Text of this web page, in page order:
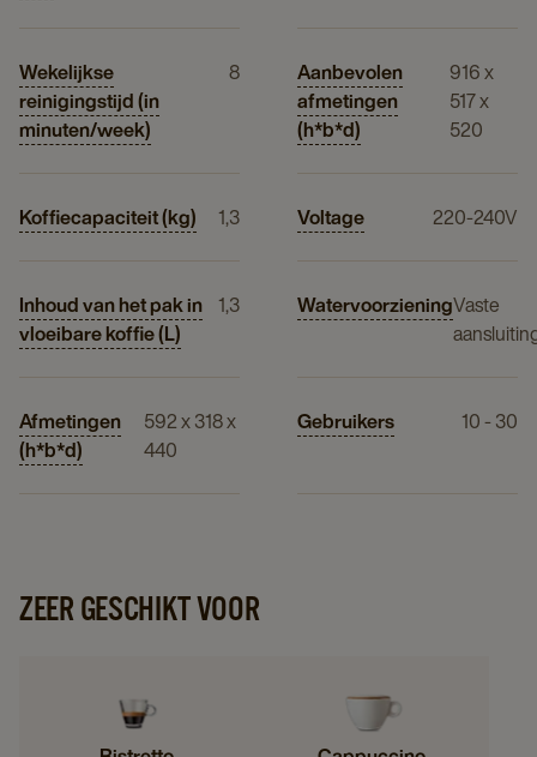
Wekelijkse
reinigingstijd (in
minuten/week)
8
Aanbevolen
afmetingen
(h*b*d)
916 x
517 x
520
Koffiecapaciteit (kg) 1,3 Voltage 220-240V
Inhoud van het pak in
vloeibare koffie (L)
1,3 WatervoorzieningVaste
Afmetingen
(h*b*d)
592 x 318 x
440
Gebruikers 10 - 30
ZEER GESCHIKT VOOR